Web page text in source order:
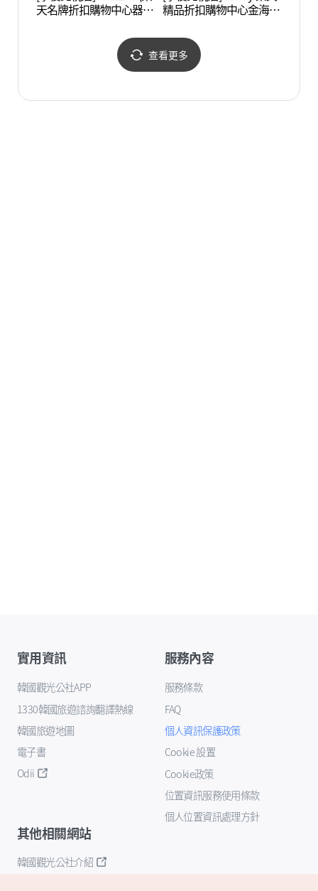
天名牌折扣購物中心器興 精品折扣購物中心金海店
렛 김해점)
查看更多
實用資訊
韓國觀光公社APP
1330韓國旅遊諮詢翻譯熱線
韓國旅遊地圖
電子書
Odii
服務內容
服務條款
FAQ
個人資訊保護政策
Cookie 設置
Cookie政策
位置資訊服務使用條款
個人位置資訊處理方針
其他相關網站
韓國觀光公社介紹